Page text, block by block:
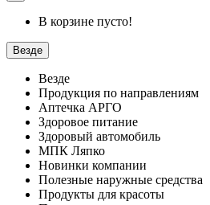
В корзине пусто!
Везде
Везде
Продукция по направлениям
Аптечка АРГО
Здоровое питание
Здоровый автомобиль
МПК Ляпко
Новинки компании
Полезные наружные средства
Продукты для красоты